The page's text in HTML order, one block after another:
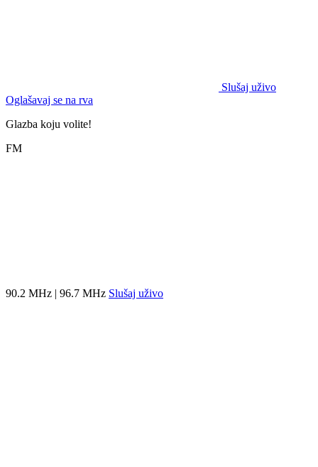
Slušaj uživo
Oglašavaj se na rva
Glazba koju volite!
FM
90.2 MHz | 96.7 MHz Slušaj uživo